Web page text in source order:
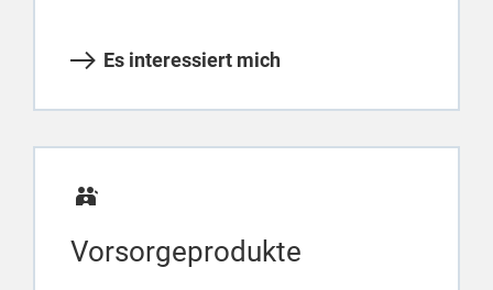
Es interessiert mich
Vorsorgeprodukte